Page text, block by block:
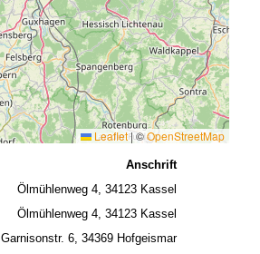
Leaflet|©OpenStreetMap
Anschrift
Ölmühlenweg 4, 34123 Kassel
Ölmühlenweg 4, 34123 Kassel
Garnisonstr. 6, 34369 Hofgeismar